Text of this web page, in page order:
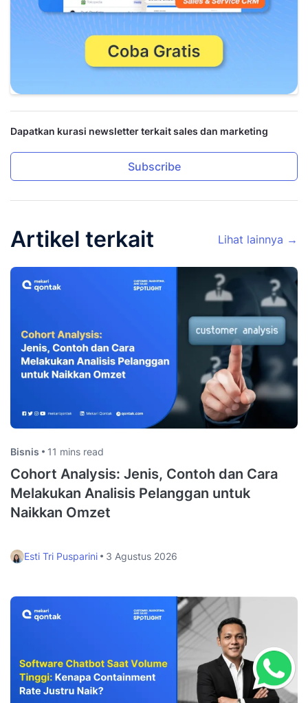
Dapatkan kurasi newsletter terkait sales dan marketing
Subscribe
Artikel terkait Lihat lainnya →
Bisnis 11 mins read
Cohort Analysis: Jenis, Contoh dan Cara
Melakukan Analisis Pelanggan untuk
Naikkan Omzet
Esti Tri Pusparini 3 Agustus 2026